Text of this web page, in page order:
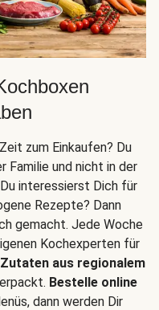
zum Einkaufen? Du
Familie und nicht in der
interessierst Dich für
Rezepte? Dann
gemacht. Jede Woche
Kochexperten für
aus regionalem
Bestelle online
dann werden Dir